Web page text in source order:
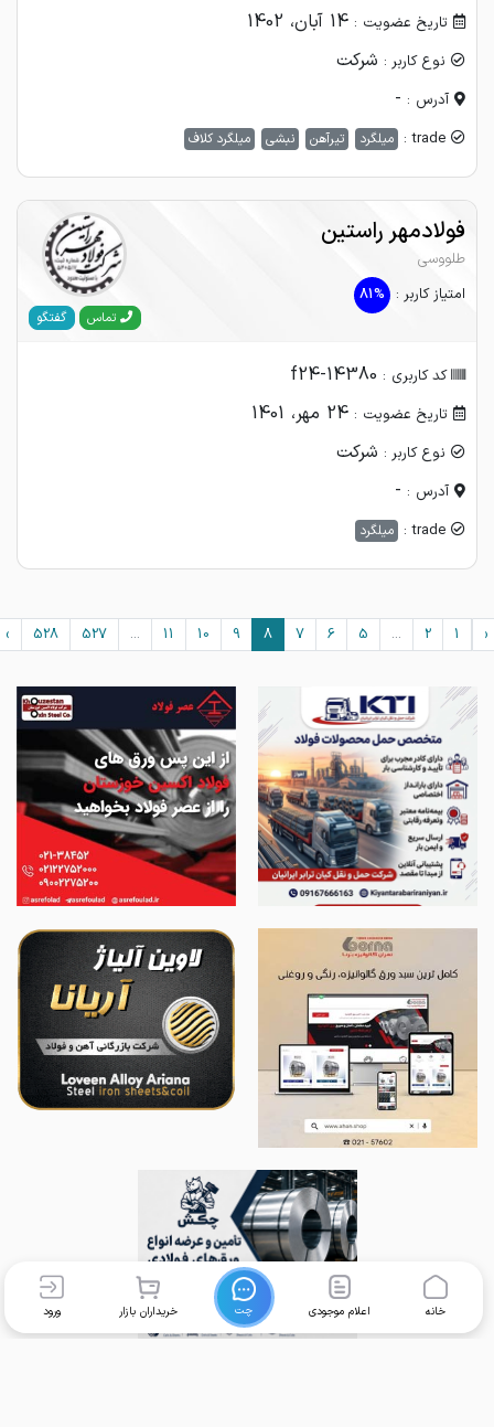
تاریخ عضویت : 14 آبان، 1402
نوع کاربر : شرکت
آدرس :
trade : میلگرد تیرآهن نبشی میلگرد کلاف
فولادمهر راستین
طلووسی
امتیاز کاربر :
81%
تماس گفتگو
کد کاربری : f24-14380
تاریخ عضویت : 24 مهر، 1401
نوع کاربر : شرکت
آدرس :
trade : میلگرد
2
...
5
6
7
8
9
10
11
...
527
528
خانه اعلام موجودی چت خریداران بازار ورود